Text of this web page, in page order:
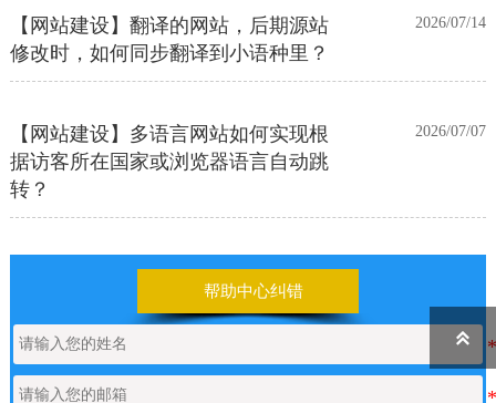
【网站建设】翻译的网站，后期源站
修改时，如何同步翻译到小语种里？
2026/07/14
【网站建设】多语言网站如何实现根
据访客所在国家或浏览器语言自动跳
转？
2026/07/07
【网站建设】前台UI装修页和后台专
业版编辑器里如何添加表格
2026/06/25
【网站建设】表单管理 2026/06/17
帮助中心纠错
